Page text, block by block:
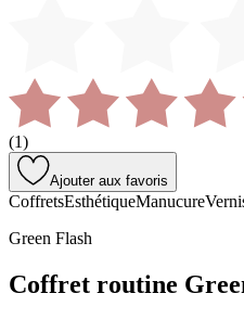
(1)
Ajouter aux favoris
CoffretsEsthétiqueManucure
Green Flash
Coffret routine